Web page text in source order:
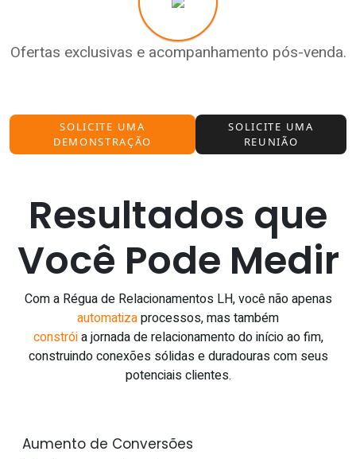
Ofertas exclusivas e acompanhamento pós-venda.
SOLICITE UMA
DEMONSTRAÇÃO
SOLICITE UMA
REUNIÃO
Resultados que
Você Pode Medir
Com a Régua de Relacionamentos LH, você não apenas
automatizaprocessos, mas também
constróia jornada de relacionamento do início ao fim,
construindo conexões sólidas e duradouras com seus
potenciais clientes.
Aumento de Conversões